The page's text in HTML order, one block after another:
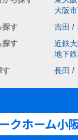
大阪
探す
吉田 /
探す
近鉄
地下
す
長田 /
クホーム小